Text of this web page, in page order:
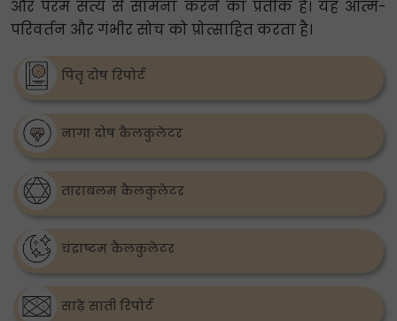
और परम सत्य से सामना करने का प्रतीक है। यह आत्म-
परिवर्तन और गंभीर सोच को प्रोत्साहित करता है।
पितृ दोष रिपोर्ट
नागा दोष कैलकुलेटर
ताराबलम कैलकुलेटर
चंद्राष्टम कैलकुलेटर
साढ़े साती रिपोर्ट